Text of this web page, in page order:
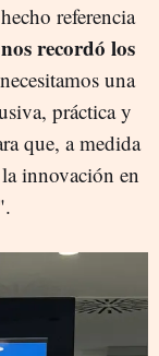
referencia
recordó los
una
práctica y
que, a medida
innovación en